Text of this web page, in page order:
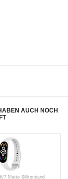
AUCH NOCH
7 Matte Silikonband